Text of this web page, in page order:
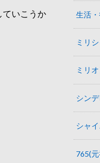
ていこうか
生活
ミリ
ミリ
シン
シャ
765(